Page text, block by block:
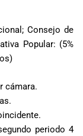
Consejo de
Popular: (5%
cámara.
periodo 4